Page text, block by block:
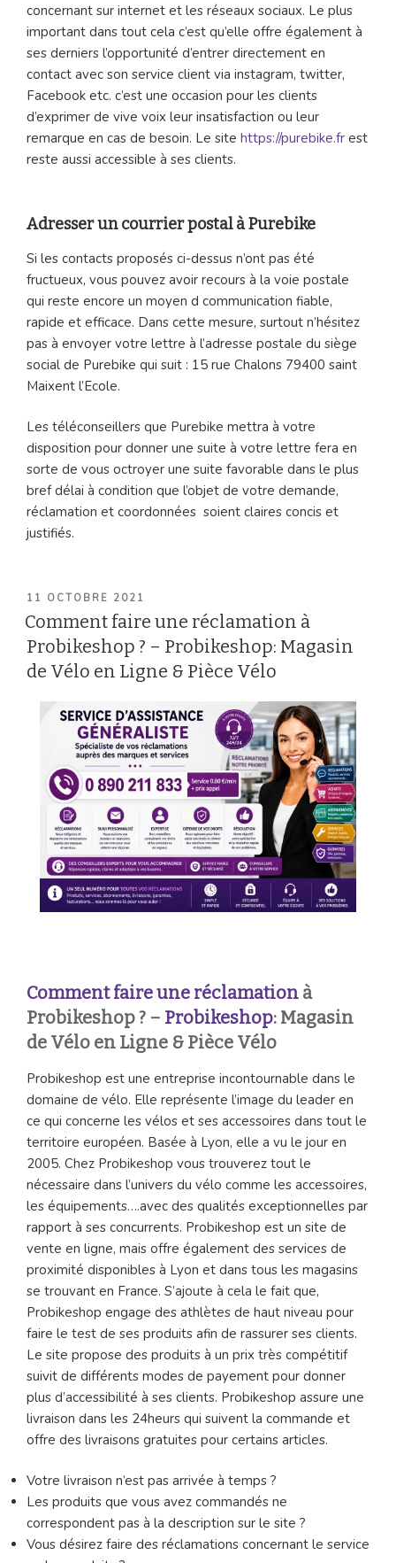
concernant sur internet et les réseaux sociaux. Le plus
important dans tout cela c’est qu’elle offre également à
ses derniers l’opportunité d’entrer directement en
contact avec son service client via instagram, twitter,
Facebook etc. c’est une occasion pour les clients
d’exprimer de vive voix leur insatisfaction ou leur
remarque en cas de besoin. Le site https://purebike.fr est
reste aussi accessible à ses clients.
Adresser un courrier postal à Purebike
Si les contacts proposés ci-dessus n’ont pas été
fructueux, vous pouvez avoir recours à la voie postale
qui reste encore un moyen d communication fiable,
rapide et efficace. Dans cette mesure, surtout n’hésitez
pas à envoyer votre lettre à l’adresse postale du siège
social de Purebike qui suit : 15 rue Chalons 79400 saint
Maixent l’Ecole.
Les téléconseillers que Purebike mettra à votre
disposition pour donner une suite à votre lettre fera en
sorte de vous octroyer une suite favorable dans le plus
bref délai à condition que l’objet de votre demande,
réclamation et coordonnées soient claires concis et
justifiés.
PUBLIÉ
LE
11 OCTOBRE 2021
Comment faire une réclamation à
Probikeshop ? – Probikeshop: Magasin
de Vélo en Ligne & Pièce Vélo
Comment faire une réclamation à
Probikeshop ? – Probikeshop: Magasin
de Vélo en Ligne & Pièce Vélo
Probikeshop est une entreprise incontournable dans le
domaine de vélo. Elle représente l’image du leader en
ce qui concerne les vélos et ses accessoires dans tout le
territoire européen. Basée à Lyon, elle a vu le jour en
2005. Chez Probikeshop vous trouverez tout le
nécessaire dans l’univers du vélo comme les accessoires,
les équipements….avec des qualités exceptionnelles par
rapport à ses concurrents. Probikeshop est un site de
vente en ligne, mais offre également des services de
proximité disponibles à Lyon et dans tous les magasins
se trouvant en France. S’ajoute à cela le fait que,
Probikeshop engage des athlètes de haut niveau pour
faire le test de ses produits afin de rassurer ses clients.
Le site propose des produits à un prix très compétitif
suivit de différents modes de payement pour donner
plus d’accessibilité à ses clients. Probikeshop assure une
livraison dans les 24heurs qui suivent la commande et
offre des livraisons gratuites pour certains articles.
Votre livraison n’est pas arrivée à temps ?
Les produits que vous avez commandés ne
correspondent pas à la description sur le site ?
Vous désirez faire des réclamations concernant le service